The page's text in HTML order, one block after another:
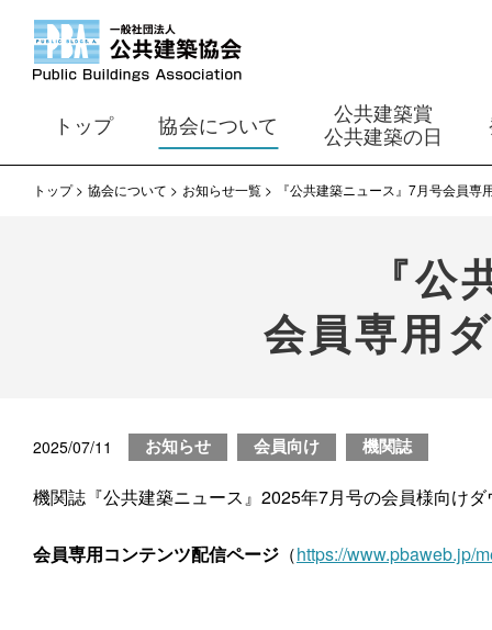
トップ 協会について
公共建築賞
公共建築の日
トップ 協会について お知らせ一覧 『公共建築ニュース』7月号会員
『公
会員専用
2025/07/11 お知らせ 会員向け 機関誌
機関誌『公共建築ニュース』2025年7月号の会員様向け
会員専用コンテンツ配信ページ （https://www.pbaweb.jp/